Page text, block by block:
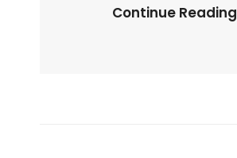
Continue Reading